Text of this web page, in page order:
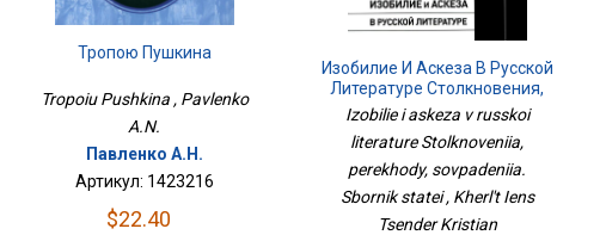
Тропою Пушкина
Tropoiu Pushkina , Pavlenko
A.N.
Павленко А.Н.
Артикул: 1423216
$22.40
Изобилие И Аскеза В Русской
Литературе Столкновения,
Переходы, Совпадения.
Izobilie i askeza v russkoi
literature Stolknoveniia,
perekhody, sovpadeniia.
Sbornik statei , Kherl't Iens
Tsender Kristian